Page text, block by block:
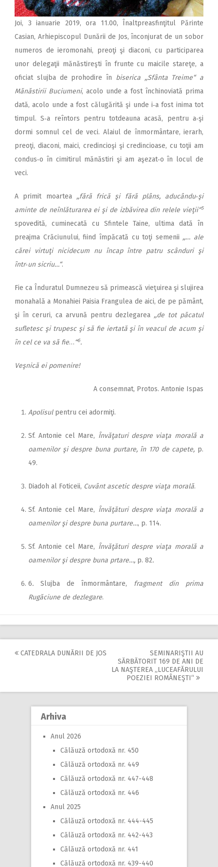
Joi, 3 ianuarie 2019, ora 11.00, Înaltpreasfinţitul Părinte
Casian, Arhiepiscopul Dunării de Jos, înconjurat de un sobor
numeros de ieromonahi, preoţi şi diaconi, cu participarea
unor delegaţii mănăstireşti în frunte cu maicile stareţe, a
oficiat slujba de prohodire în biserica ,,Sfânta Treime“ a
Mănăstirii Buciumeni, acolo unde a fost închinoviată prima
dată, acolo unde a fost călugărită şi unde i‑a fost inima tot
timpul. S‑a reîntors pentru totdeauna acasă, pentru a‑şi
dormi somnul cel de veci. Alaiul de înmormântare, ierarh,
preoţi, diaconi, maici, credincioşi şi credincioase, cu toţii am
condus‑o în cimitirul mănăstiri şi am aşezat‑o în locul de
veci.
A primit moartea ,,fără frică şi fără plâns, aducându‑şi
aminte de neînlăturarea ei şi de izbăvirea din relele vieţii“5
spovedită, cuminecată cu Sfintele Taine, ultima dată în
preajma Crăciunului, fiind împăcată cu toţi semenii ,,… ale
cărei virtuţi nicidecum nu încap între patru scânduri şi
într‑un sicriu…“.
Fie ca Înduratul Dumnezeu să primească vieţuirea şi slujirea
monahală a Monahiei Paisia Frangulea de aici, de pe pământ,
şi în ceruri, ca arvună pentru dezlegarea ,,de tot păcatul
sufletesc şi trupesc şi să fie iertată şi în veacul de acum şi
în cel ce va să fie…“6.
Veşnică ei pomenire!
A consemnat, Protos. Antonie Ispas
Apolisulpentru cei adormiţi.
Sf. Antonie cel Mare, Învăţaturi despre viaţa morală a
oamenilor şi despre buna purtare, în 170 de capete, p.
49.
Diadoh al Foticeii, Cuvânt ascetic despre viaţa morală.
Sf. Antonie cel Mare, Învăţături despre viaţa morală a
oamenilor şi despre buna purtare…, p. 114.
Sf. Antonie cel Mare, Învăţături despre viaţa morală a
oamenilor şi despre buna prtare…, p. 82.
6. Slujba de înmormântare, fragment din prima
Rugăciune de dezlegare.
CATEDRALA DUNĂRII DE JOS
SEMINARIŞTII AU
SĂRBĂTORIT 169 DE ANI DE
LA NAŞTEREA „LUCEAFĂRULUI
POEZIEI ROMÂNEŞTI“
Arhiva
Anul 2026
Călăuză ortodoxă nr. 450
Călăuză ortodoxă nr. 449
Călăuză ortodoxă nr. 447-448
Călăuză ortodoxă nr. 446
Anul 2025
Călăuză ortodoxă nr. 444-445
Călăuză ortodoxă nr. 442-443
Călăuză ortodoxă nr. 441
Călăuză ortodoxă nr. 439-440